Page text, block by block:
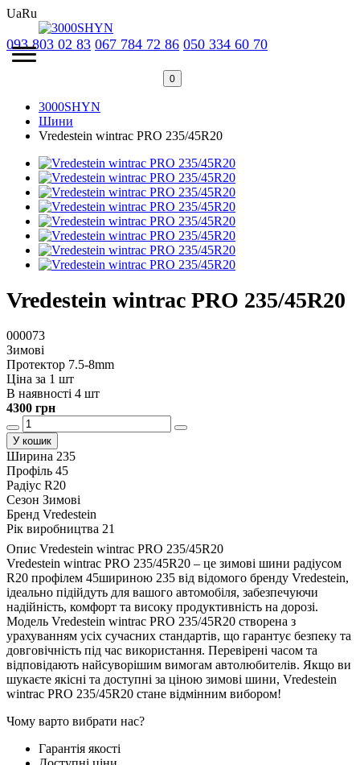
UaRu
093 803 02 83 067 784 72 86 050 334 60 70
0
3000SHYN
Шини
Vredestein wintrac PRO 235/45R20
Vredestein wintrac PRO 235/45R20
000073
Зимові
Протектор 7.5-8mm
Ціна за 1 шт
В наявності 4 шт
4300 грн
У кошик
Ширина 235
Профіль 45
Радіус R20
Сезон Зимові
Бренд Vredestein
Рік виробництва 21
Опис Vredestein wintrac PRO 235/45R20
Vredestein wintrac PRO 235/45R20 – це зимові шини радіусом
R20 профілем 45шириною 235 від відомого бренду Vredestein,
ідеально підійдуть для вашого автомобіля, забезпечуючи
надійність, комфорт та високу продуктивність на дорозі.
Модель Vredestein wintrac PRO 235/45R20 створена з
урахуванням усіх сучасних стандартів, що гарантує безпеку та
довговічність під час використання. Перевірені часом та
відповідають найсуворішим вимогам автолюбителів. Якщо ви
шукаєте якісні та доступні за ціною зимові шини, Vredestein
wintrac PRO 235/45R20 стане відмінним вибором!
Чому варто вибрати нас?
Гарантія якості